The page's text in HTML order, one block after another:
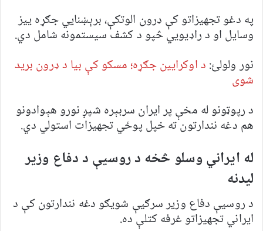
په دغو تجهیزاتو کې ډرون الوتکې، برېښنايي جګړه ییز
وسایل او د راډیويي څپو د کشف سیستمونه شامل دي.
نور ولولئ: د اوکرایین جګړه؛ مسکو کې بیا د ډرون برید
شوی
د رپوټونو له مخې پر ایران سربېره شپږ نورو هېوادونو
هم دغه نندارتون ته خپل پوځي تجهیزات استولي دي.
له ایراني وسلو څخه د روسیې د دفاع وزیر
لیدنه
د روسیې دفاع وزیر سرګیې شویګو دغه نندارتون کې د
ایراني تجهیزاتو غرفه کتلې ده.